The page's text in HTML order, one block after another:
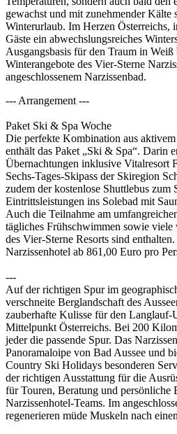
gewachst und mit zunehmender Kälte
Winterurlaub. Im Herzen Österreichs,
Gäste ein abwechslungsreiches
Ausgangsbasis für den Traum in Weiß
Winterangebote des Vier-Sterne
angeschlossenem Narzissenbad.
--- Arrangement ---
Paket Ski & Spa Woche
Die perfekte Kombination aus
enthält das Paket „Ski & Spa“. Darin
Übernachtungen inklusive Vitalresort
Sechs-Tages-Skipass der Skiregion
zudem der kostenlose Shuttlebus zum
Eintrittsleistungen ins Solebad mit
Auch die Teilnahme am
tägliches Frühschwimmen sowie
des Vier-Sterne Resorts sind
Narzissenhotel ab 861,00 Euro pro
---
Auf der richtigen Spur im
verschneite Berglandschaft des
zauberhafte Kulisse für den Langlauf-
Mittelpunkt Österreichs. Bei 200
jeder die passende Spur. Das
Panoramaloipe von Bad Aussee und
Country Ski Holidays besonderen
der richtigen Ausstattung für die
für Touren, Beratung und persönliche
Narzissenhotel-Teams. Im
regenerieren müde Muskeln nach